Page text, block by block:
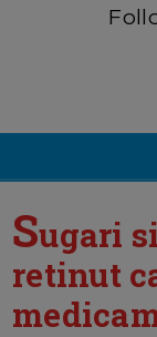
Sugari
retinut